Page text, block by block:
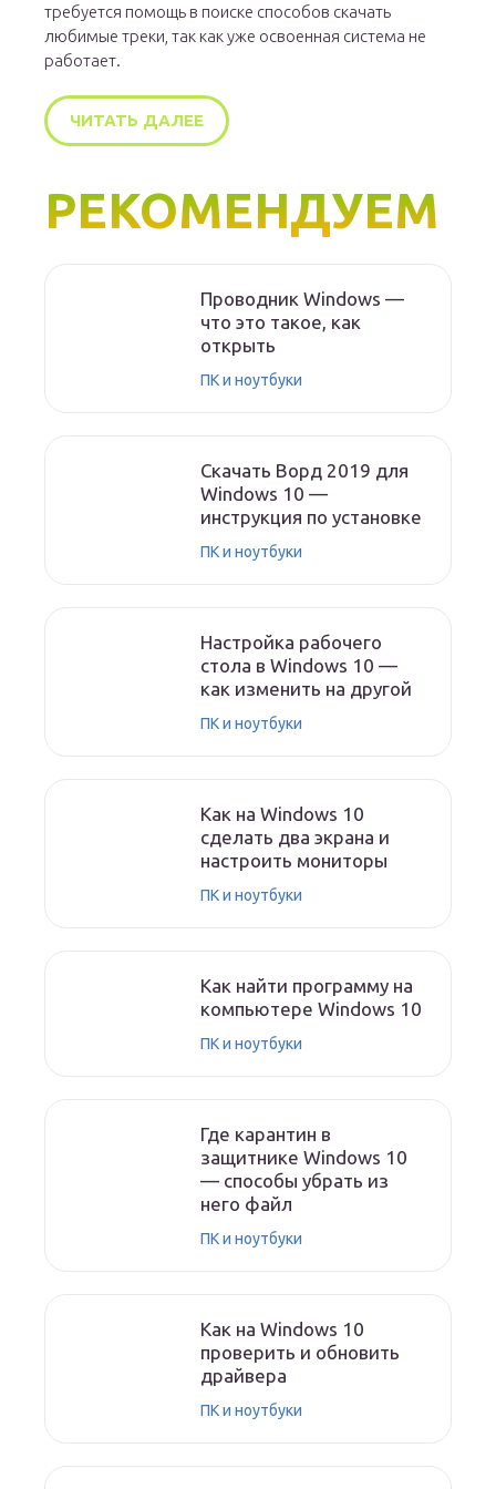
требуется помощь в поиске способов скачать
любимые треки, так как уже освоенная система не
работает.
ЧИТАТЬ ДАЛЕЕ
РЕКОМЕНДУЕМ
Проводник Windows —
что это такое, как
открыть
ПК и ноутбуки
Скачать Ворд 2019 для
Windows 10 —
инструкция по установке
ПК и ноутбуки
Настройка рабочего
стола в Windows 10 —
как изменить на другой
ПК и ноутбуки
Как на Windows 10
сделать два экрана и
настроить мониторы
ПК и ноутбуки
Как найти программу на
компьютере Windows 10
ПК и ноутбуки
Где карантин в
защитнике Windows 10
— способы убрать из
него файл
ПК и ноутбуки
Как на Windows 10
проверить и обновить
драйвера
ПК и ноутбуки